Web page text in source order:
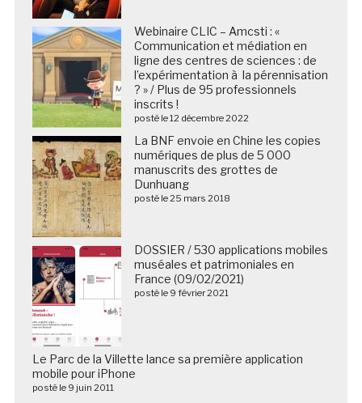
Webinaire CLIC – Amcsti : «
Communication et médiation en
ligne des centres de sciences : de
l’expérimentation à la pérennisation
? » / Plus de 95 professionnels
inscrits !
posté le 12 décembre 2022
La BNF envoie en Chine les copies
numériques de plus de 5 000
manuscrits des grottes de
Dunhuang
posté le 25 mars 2018
DOSSIER / 530 applications mobiles
muséales et patrimoniales en
France (09/02/2021)
posté le 9 février 2021
Le Parc de la Villette lance sa première application
mobile pour iPhone
posté le 9 juin 2011